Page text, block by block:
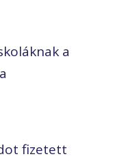
a
fizetett